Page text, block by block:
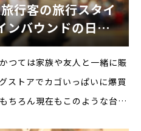
行客の旅行スタイ
ンバウンドの日本
つては家族や友人と一緒に賑
ストアでカゴいっぱいに爆買
ちろん現在もこのような台湾